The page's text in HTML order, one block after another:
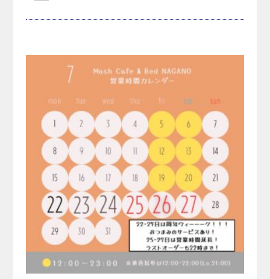
STAY
宿泊案内
CAFE LOUNGE&
WORKSPACE
カフェラウンジ＆ワークスペース